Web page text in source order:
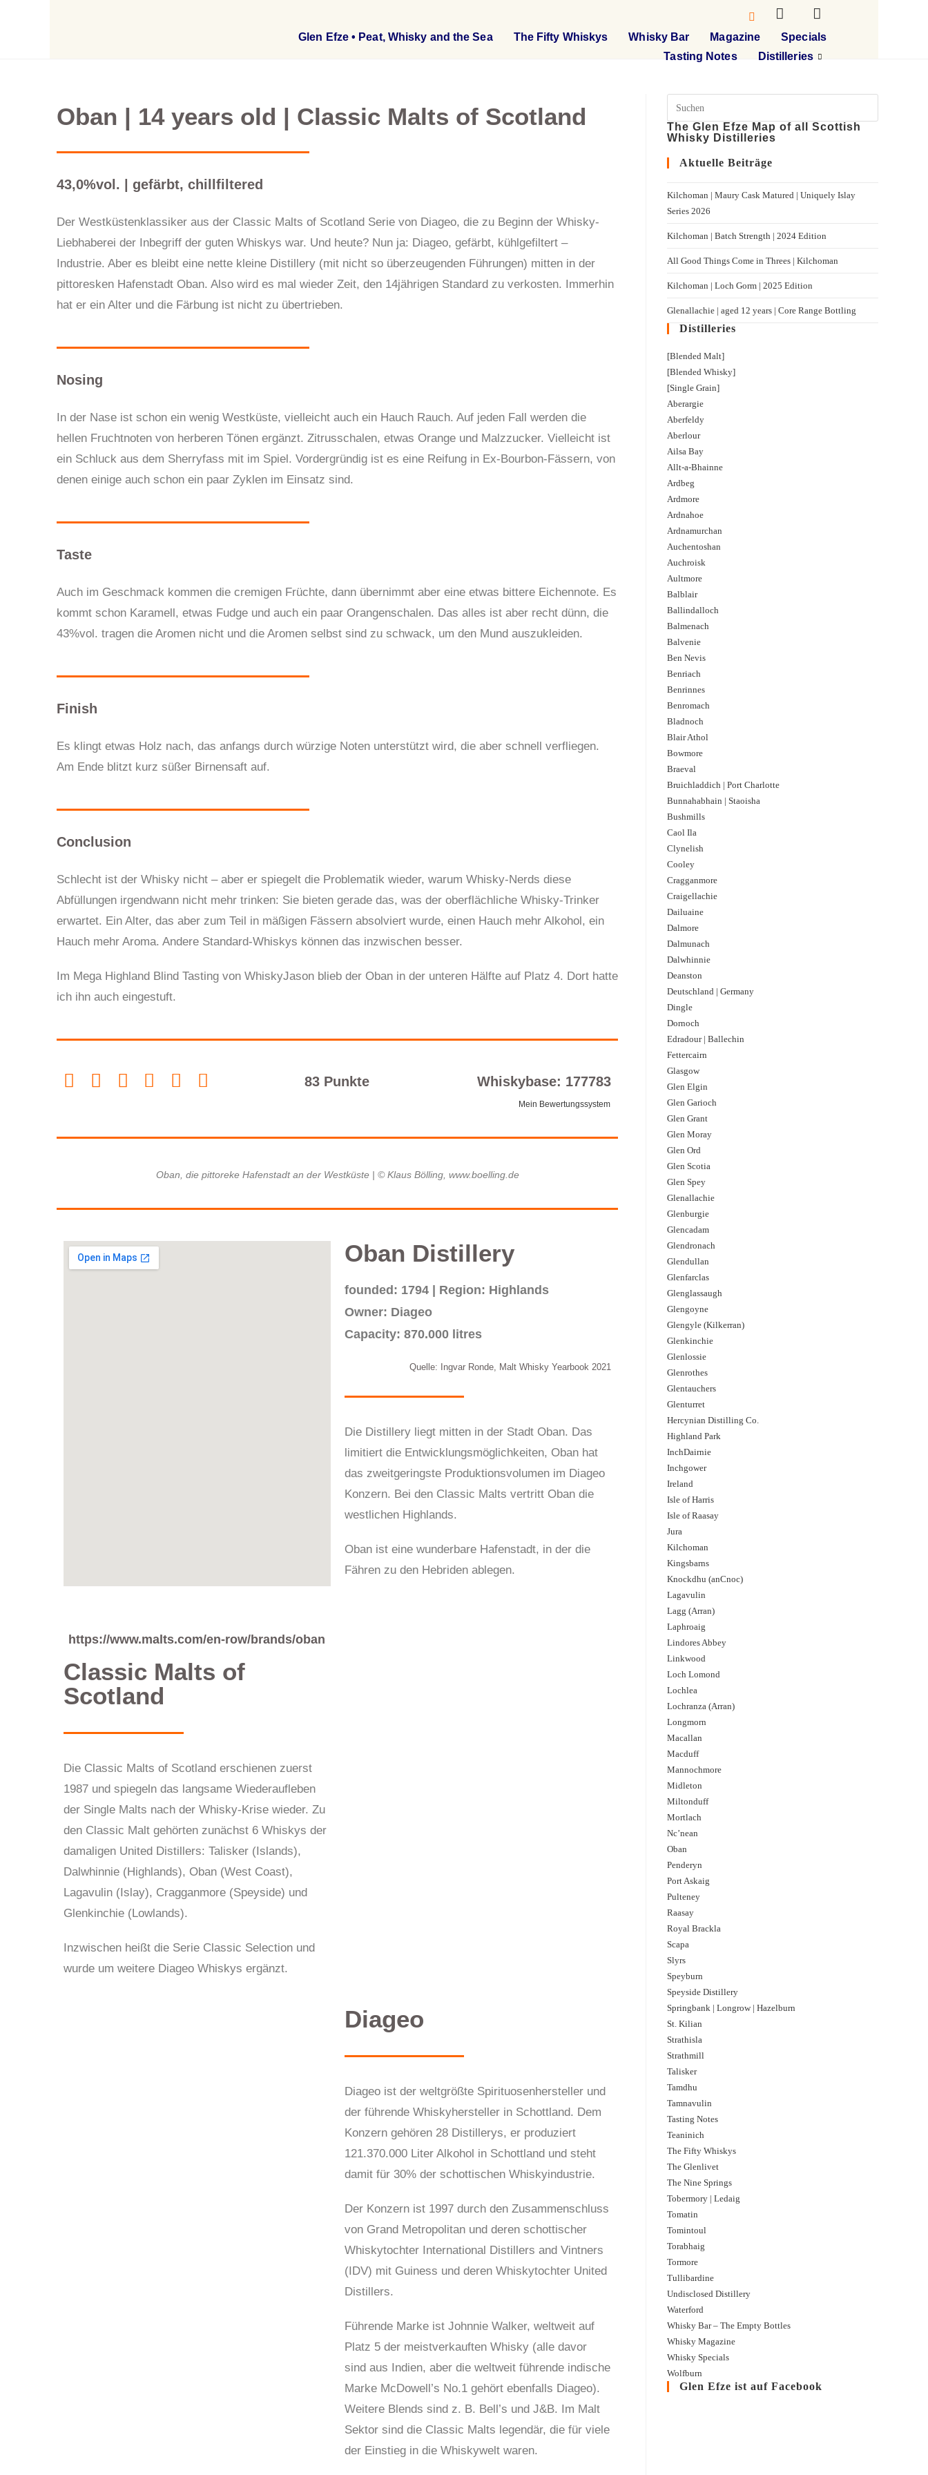
Glen Efze • Peat, Whisky and the Sea The Fifty Whiskys Whisky Bar Magazine
Specials
Tasting Notes
Distilleries
Oban | 14 years old | Classic Malts of Scotland
43,0%vol. | gefärbt, chillfiltered
Der Westküstenklassiker aus der Classic Malts of Scotland Serie von Diageo, die zu Beginn der Whisky-
Liebhaberei der Inbegriff der guten Whiskys war. Und heute? Nun ja: Diageo, gefärbt, kühlgefiltert –
Industrie. Aber es bleibt eine nette kleine Distillery (mit nicht so überzeugenden Führungen) mitten in der
pittoresken Hafenstadt Oban. Also wird es mal wieder Zeit, den 14jährigen Standard zu verkosten. Immerhin
hat er ein Alter und die Färbung ist nicht zu übertrieben.
Nosing
In der Nase ist schon ein wenig Westküste, vielleicht auch ein Hauch Rauch. Auf jeden Fall werden die
hellen Fruchtnoten von herberen Tönen ergänzt. Zitrusschalen, etwas Orange und Malzzucker. Vielleicht ist
ein Schluck aus dem Sherryfass mit im Spiel. Vordergründig ist es eine Reifung in Ex-Bourbon-Fässern, von
denen einige auch schon ein paar Zyklen im Einsatz sind.
Taste
Auch im Geschmack kommen die cremigen Früchte, dann übernimmt aber eine etwas bittere Eichennote. Es
kommt schon Karamell, etwas Fudge und auch ein paar Orangenschalen. Das alles ist aber recht dünn, die
43%vol. tragen die Aromen nicht und die Aromen selbst sind zu schwack, um den Mund auszukleiden.
Finish
Es klingt etwas Holz nach, das anfangs durch würzige Noten unterstützt wird, die aber schnell verfliegen.
Am Ende blitzt kurz süßer Birnensaft auf.
Conclusion
Schlecht ist der Whisky nicht – aber er spiegelt die Problematik wieder, warum Whisky-Nerds diese
Abfüllungen irgendwann nicht mehr trinken: Sie bieten gerade das, was der oberflächliche Whisky-Trinker
erwartet. Ein Alter, das aber zum Teil in mäßigen Fässern absolviert wurde, einen Hauch mehr Alkohol, ein
Hauch mehr Aroma. Andere Standard-Whiskys können das inzwischen besser.
Im Mega Highland Blind Tasting von WhiskyJason blieb der Oban in der unteren Hälfte auf Platz 4. Dort hatte
ich ihn auch eingestuft.
83 Punkte Whiskybase: 177783
Mein Bewertungssystem
Oban, die pittoreke Hafenstadt an der Westküste | © Klaus Bölling, www.boelling.de
https://www.malts.com/en-row/brands/oban
Oban Distillery
founded: 1794 | Region: Highlands
Owner: Diageo
Capacity: 870.000 litres
Quelle: Ingvar Ronde, Malt Whisky Yearbook 2021
Die Distillery liegt mitten in der Stadt Oban. Das
limitiert die Entwicklungsmöglichkeiten, Oban hat
das zweitgeringste Produktionsvolumen im Diageo
Konzern. Bei den Classic Malts vertritt Oban die
westlichen Highlands.
Oban ist eine wunderbare Hafenstadt, in der die
Fähren zu den Hebriden ablegen.
Classic Malts of
Scotland
Die Classic Malts of Scotland erschienen zuerst
1987 und spiegeln das langsame Wiederaufleben
der Single Malts nach der Whisky-Krise wieder. Zu
den Classic Malt gehörten zunächst 6 Whiskys der
damaligen United Distillers: Talisker (Islands),
Dalwhinnie (Highlands), Oban (West Coast),
Lagavulin (Islay), Cragganmore (Speyside) und
Glenkinchie (Lowlands).
Inzwischen heißt die Serie Classic Selection und
wurde um weitere Diageo Whiskys ergänzt.
Diageo
Diageo ist der weltgrößte Spirituosenhersteller und
der führende Whiskyhersteller in Schottland. Dem
Konzern gehören 28 Distillerys, er produziert
121.370.000 Liter Alkohol in Schottland und steht
damit für 30% der schottischen Whiskyindustrie.
Der Konzern ist 1997 durch den Zusammenschluss
von Grand Metropolitan und deren schottischer
Whiskytochter International Distillers and Vintners
(IDV) mit Guiness und deren Whiskytochter United
Distillers.
Führende Marke ist Johnnie Walker, weltweit auf
Platz 5 der meistverkauften Whisky (alle davor
sind aus Indien, aber die weltweit führende indische
Marke McDowell’s No.1 gehört ebenfalls Diageo).
Weitere Blends sind z. B. Bell’s und J&B. Im Malt
Sektor sind die Classic Malts legendär, die für viele
der Einstieg in die Whiskywelt waren.
The Glen Efze Map of all Scottish
Whisky Distilleries
Aktuelle Beiträge
Kilchoman | Maury Cask Matured | Uniquely Islay
Series 2026
Kilchoman | Batch Strength | 2024 Edition
All Good Things Come in Threes | Kilchoman
Kilchoman | Loch Gorm​ | 2025 Edition
Glenallachie | aged 12 years | Core Range Bottling
Distilleries
[Blended Malt]
[Blended Whisky]
[Single Grain]
Aberargie
Aberfeldy
Aberlour
Ailsa Bay
Allt-a-Bhainne
Ardbeg
Ardmore
Ardnahoe
Ardnamurchan
Auchentoshan
Auchroisk
Aultmore
Balblair
Ballindalloch
Balmenach
Balvenie
Ben Nevis
Benriach
Benrinnes
Benromach
Bladnoch
Blair Athol
Bowmore
Braeval
Bruichladdich | Port Charlotte
Bunnahabhain | Staoisha
Bushmills
Caol Ila
Clynelish
Cooley
Cragganmore
Craigellachie
Dailuaine
Dalmore​
Dalmunach
Dalwhinnie
Deanston
Deutschland | Germany
Dingle
Dornoch
Edradour | Ballechin
Fettercairn
Glasgow
Glen Elgin
Glen Garioch
Glen Grant
Glen Moray
Glen Ord
Glen Scotia
Glen Spey
Glenallachie
Glenburgie
Glencadam
Glendronach
Glendullan
Glenfarclas
Glenglassaugh
Glengoyne
Glengyle (Kilkerran)
Glenkinchie
Glenlossie
Glenrothes
Glentauchers
Glenturret
Hercynian Distilling Co.
Highland Park
InchDairnie
Inchgower
Ireland
Isle of Harris
Isle of Raasay
Jura
Kilchoman
Kingsbarns
Knockdhu (anCnoc)
Lagavulin
Lagg (Arran)
Laphroaig
Lindores Abbey
Linkwood
Loch Lomond
Lochlea
Lochranza (Arran)
Longmorn
Macallan
Macduff
Mannochmore
Midleton
Miltonduff
Mortlach
Nc’nean
Oban
Penderyn
Port Askaig
Pulteney
Raasay
Royal Brackla
Scapa
Slyrs
Speyburn
Speyside Distillery
Springbank | Longrow | Hazelburn
St. Kilian
Strathisla
Strathmill
Talisker
Tamdhu
Tamnavulin
Tasting Notes
Teaninich
The Fifty Whiskys
The Glenlivet
The Nine Springs
Tobermory | Ledaig
Tomatin
Tomintoul
Torabhaig
Tormore
Tullibardine
Undisclosed Distillery
Waterford
Whisky Bar – The Empty Bottles
Whisky Magazine
Whisky Specials
Wolfburn
Glen Efze ist auf Facebook